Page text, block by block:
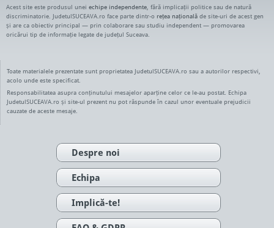
Acest site este produsul unei echipe independente , fără implicații politice sau de natură
discriminatorie. JudetulSUCEAVA.ro face parte dintr-o rețea națională de site-uri de acest gen
și are ca obiectiv principal — prin colaborare sau studiu independent — promovarea
oricărui tip de informație legate de județul Suceava.
Toate materialele prezentate sunt proprietatea JudetulSUCEAVA.ro sau a autorilor respectivi,
acolo unde este specificat.
Responsabilitatea asupra conținutului mesajelor aparține celor ce le-au postat. Echipa
JudetulSUCEAVA.ro și site-ul prezent nu pot răspunde în cazul unor eventuale prejudicii
cauzate de aceste mesaje.
Despre noi
Echipa
Implică-te!